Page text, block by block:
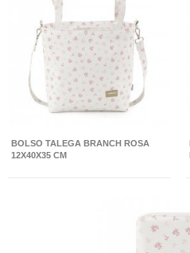
BOLSO TALEGA BRANCH ROSA
12X40X35 CM